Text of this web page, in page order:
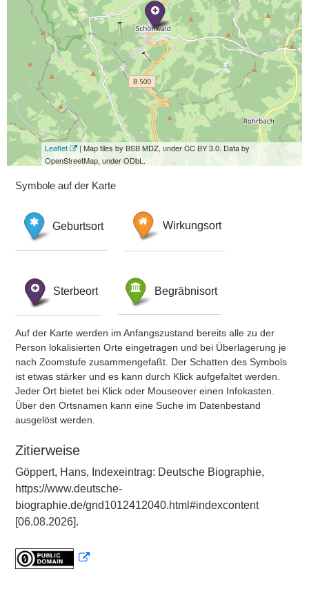
Leaflet
| Map tiles by BSB MDZ, under CC BY 3.0. Data by
OpenStreetMap, under ODbL.
Symbole auf der Karte
Geburtsort Wirkungsort
Sterbeort Begräbnisort
Auf der Karte werden im Anfangszustand bereits alle zu der
Person lokalisierten Orte eingetragen und bei Überlagerung je
nach Zoomstufe zusammengefaßt. Der Schatten des Symbols
ist etwas stärker und es kann durch Klick aufgefaltet werden.
Jeder Ort bietet bei Klick oder Mouseover einen Infokasten.
Über den Ortsnamen kann eine Suche im Datenbestand
ausgelöst werden.
Zitierweise
Göppert, Hans, Indexeintrag: Deutsche Biographie,
https://www.deutsche-
biographie.de/gnd1012412040.html#indexcontent
[06.08.2026].